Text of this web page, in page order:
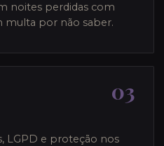
noites perdidas com
multa por não saber.
03
LGPD e proteção nos